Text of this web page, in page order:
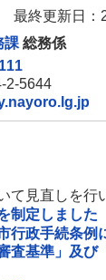
最終更新日：
課 総務係
2-5644
て見直しを行
制定しました
行政手続条例
査基準」及び